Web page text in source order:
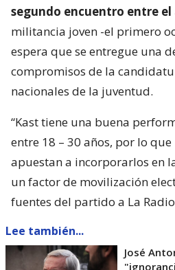
segundo encuentro entre
militancia joven -el primero
espera que se entregue una
compromisos de la
nacionales de la juventud.
“Kast tiene una buena
entre 18 – 30 años, por lo
apuestan a incorporarlos en
un factor de movilización
fuentes del partido a La
Lee también...
José